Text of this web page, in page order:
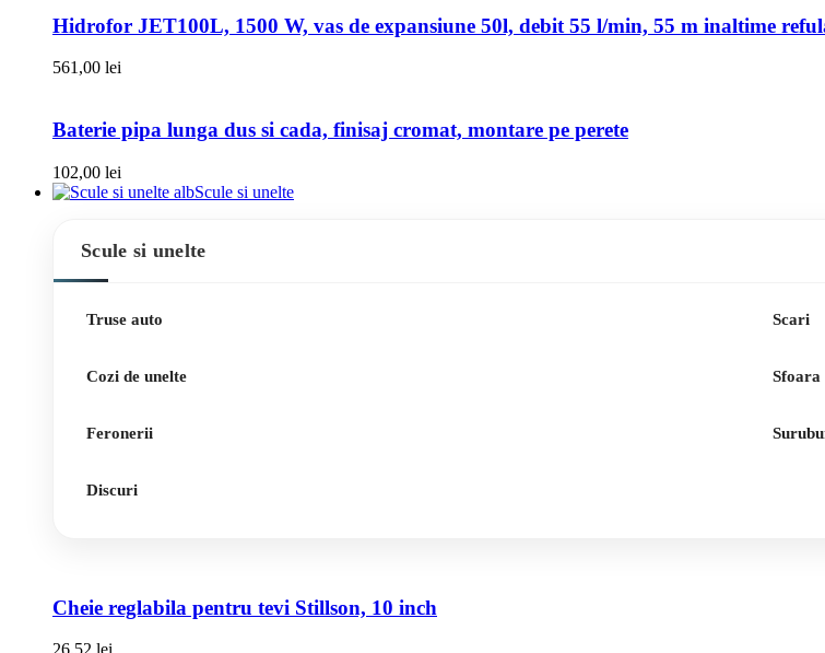
Hidrofor JET100L, 1500 W, vas de expansiune 50l, debit 55 l/min, 55 m inaltime
561,00 lei
Baterie pipa lunga dus si cada, finisaj cromat, montare pe perete
102,00 lei
Scule si unelte
Scule si unelte
Truse auto
Cozi de unelte
Feronerii
Discuri
Scari
Sfoara
Cheie reglabila pentru tevi Stillson, 10 inch